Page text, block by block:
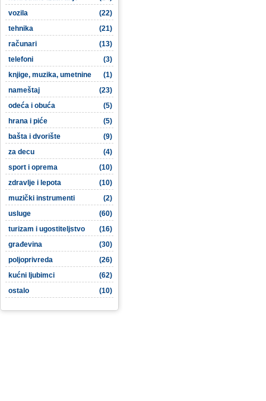
vozila
(22)
tehnika
(21)
računari
(13)
telefoni
(3)
knjige, muzika, umetnine
(1)
nameštaj
(23)
odeća i obuća
(5)
hrana i piće
(5)
bašta i dvorište
(9)
za decu
(4)
sport i oprema
(10)
zdravlje i lepota
(10)
muzički instrumenti
(2)
usluge
(60)
turizam i ugostiteljstvo
(16)
građevina
(30)
poljoprivreda
(26)
kućni ljubimci
(62)
ostalo
(10)